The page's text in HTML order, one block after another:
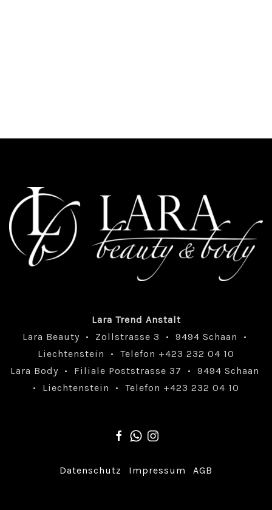
Lara Trend Anstalt
Lara Beauty • Zollstrasse 3 • 9494 Schaan •
Liechtenstein • Telefon +423 232 04 10
Lara Body • Filiale Poststrasse 37 • 9494 Schaan
• Liechtenstein • Telefon +423 232 04 10
Datenschutz Impressum AGB